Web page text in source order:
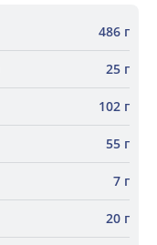
486 г
25 г
102 г
55 г
7 г
20 г